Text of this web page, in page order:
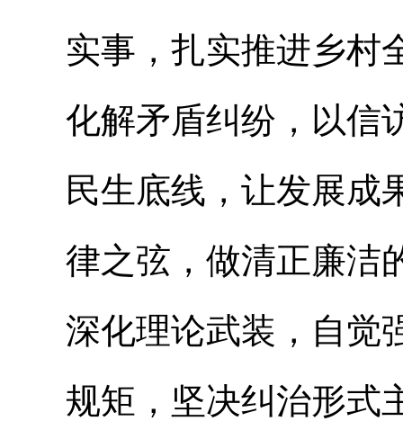
实事，扎实推进乡村
化解矛盾纠纷，以信
民生底线，让发展成
律之弦，做清正廉洁
深化理论武装，自觉
规矩，坚决纠治形式